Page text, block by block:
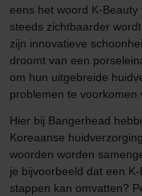
eens het woord K-
steeds zichtbaarder
zijn innovatieve
droomt van een
om hun uitgebreide
problemen te voorkomen
Hier bij Bangerhead
Koreaanse
woorden worden
je bijvoorbeeld dat een
stappen kan omvatten?